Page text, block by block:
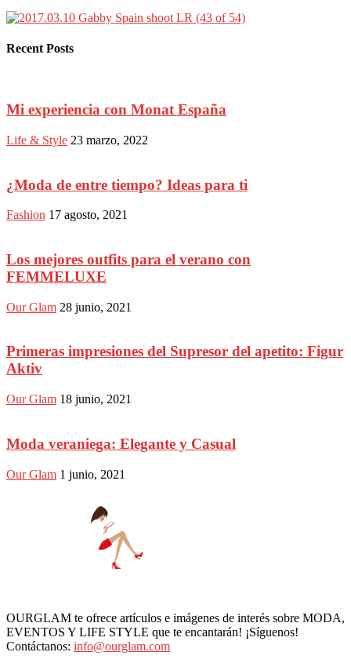
Recent Posts
Mi experiencia con Monat España
Life & Style 23 marzo, 2022
¿Moda de entre tiempo? Ideas para ti
Fashion 17 agosto, 2021
Los mejores outfits para el verano con
FEMMELUXE
Our Glam 28 junio, 2021
Primeras impresiones del Supresor del apetito: Figur
Aktiv
Our Glam 18 junio, 2021
Moda veraniega: Elegante y Casual
Our Glam 1 junio, 2021
OURGLAM te ofrece artículos e imágenes de interés sobre MODA,
EVENTOS Y LIFE STYLE que te encantarán! ¡Síguenos!
Contáctanos: info@ourglam.com